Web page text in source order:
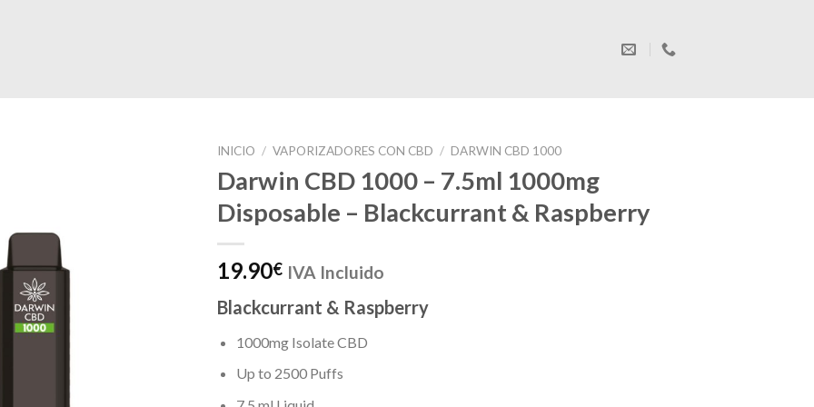
INICIO / VAPORIZADORES CON CBD / DARWIN CBD 1000
Darwin CBD 1000 – 7.5ml 1000mg
Disposable – Blackcurrant & Raspberry
19.90€ IVA Incluido
Blackcurrant & Raspberry
1000mg Isolate CBD
Up to 2500 Puffs